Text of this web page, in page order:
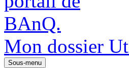
Mon dossier
Sous-menu